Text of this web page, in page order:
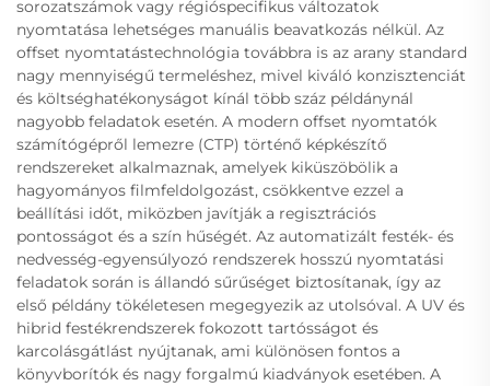
sorozatszámok vagy régióspecifikus változatok
nyomtatása lehetséges manuális beavatkozás nélkül. Az
offset nyomtatástechnológia továbbra is az arany standard
nagy mennyiségű termeléshez, mivel kiváló konzisztenciát
és költséghatékonyságot kínál több száz példánynál
nagyobb feladatok esetén. A modern offset nyomtatók
számítógépről lemezre (CTP) történő képkészítő
rendszereket alkalmaznak, amelyek kiküszöbölik a
hagyományos filmfeldolgozást, csökkentve ezzel a
beállítási időt, miközben javítják a regisztrációs
pontosságot és a szín hűségét. Az automatizált festék- és
nedvesség-egyensúlyozó rendszerek hosszú nyomtatási
feladatok során is állandó sűrűséget biztosítanak, így az
első példány tökéletesen megegyezik az utolsóval. A UV és
hibrid festékrendszerek fokozott tartósságot és
karcolásgátlást nyújtanak, ami különösen fontos a
könyvborítók és nagy forgalmú kiadványok esetében. A